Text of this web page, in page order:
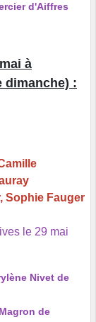
d'Aiffres
à
dimanche) :
Sophie Fauger
le 29 mai
Nivet de
de